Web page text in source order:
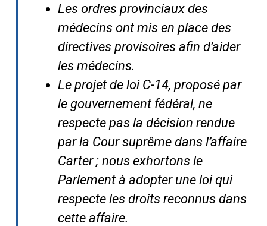
Les ordres provinciaux des
médecins ont mis en place des
directives provisoires afin d’aider
les médecins.
Le projet de loi C-14, proposé par
le gouvernement fédéral, ne
respecte pas la décision rendue
par la Cour suprême dans l’affaire
Carter ; nous exhortons le
Parlement à adopter une loi qui
respecte les droits reconnus dans
cette affaire.